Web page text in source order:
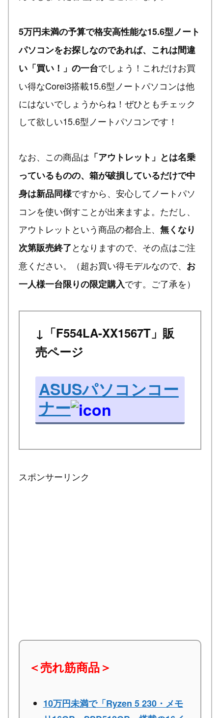
5万円未満の予算で格安高性能な15.6型ノート
パソコンをお探しなのであれば、これは間違
い「買い！」の一台でしょう！これだけお買
い得なCorei3搭載15.6型ノートパソコンは他
にはないでしょうからね！ぜひともチェック
して欲しい15.6型ノートパソコンです！
なお、この商品は 「アウトレット」とは名乗
っているものの、箱が破損しているだけで中
身は新品同様ですから、安心してノートパソ
コンを使い倒すことが出来ますよ。ただし、
アウトレットという商品の都合上、 無くなり
次第販売終了となりますので、その点はご注
意ください。（超お買い得モデルなので、 お
一人様一台限りの限定購入です。ご了承を）
↓「F554LA-XX1567T」販
売ページ
ASUSパソコンコー
ナー
スポンサーリンク
＜売れ筋商品＞
10万円未満で「Ryzen 5 230・メモ